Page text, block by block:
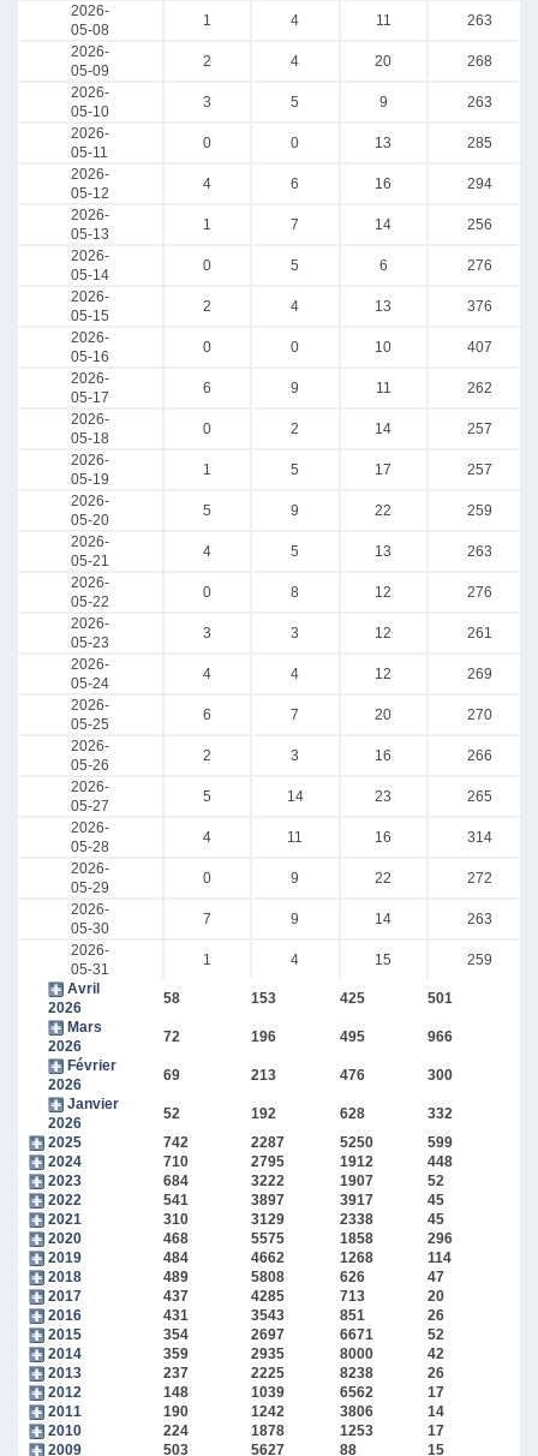
2026-
05-08
1 4 11
263
2026-
05-09
2 4 20
268
2026-
05-10
3 5 9
263
2026-
05-11
0 0 13
285
2026-
05-12
4 6 16
294
2026-
05-13
1 7 14
256
2026-
05-14
0 5 6
276
2026-
05-15
2 4 13
376
2026-
05-16
0 0 10
407
2026-
05-17
6 9 11
262
2026-
05-18
0 2 14
257
2026-
05-19
1 5 17
257
2026-
05-20
5 9 22
259
2026-
05-21
4 5 13
263
2026-
05-22
0 8 12
276
2026-
05-23
3 3 12
261
2026-
05-24
4 4 12
269
2026-
05-25
6 7 20
270
2026-
05-26
2 3 16
266
2026-
05-27
5 14 23
265
2026-
05-28
4 11 16
314
2026-
05-29
0 9 22
272
2026-
05-30
7 9 14
263
2026-
05-31
1 4 15
259
Avril
2026
58 153 425 501
Mars
2026
72 196 495 966
Février
2026
69 213 476 300
Janvier
2026
52 192 628 332
2025
742 2287 5250 599
2024
710 2795 1912 448
2023
684 3222 1907 52
2022
541 3897 3917 45
2021
310 3129 2338 45
2020
468 5575 1858 296
2019
484 4662 1268 114
2018
489 5808 626 47
2017
437 4285 713 20
2016
431 3543 851 26
2015
354 2697 6671 52
2014
359 2935 8000 42
2013
237 2225 8238 26
2012
148 1039 6562 17
2011
190 1242 3806 14
2010
224 1878 1253 17
2009
503 5627 88 15